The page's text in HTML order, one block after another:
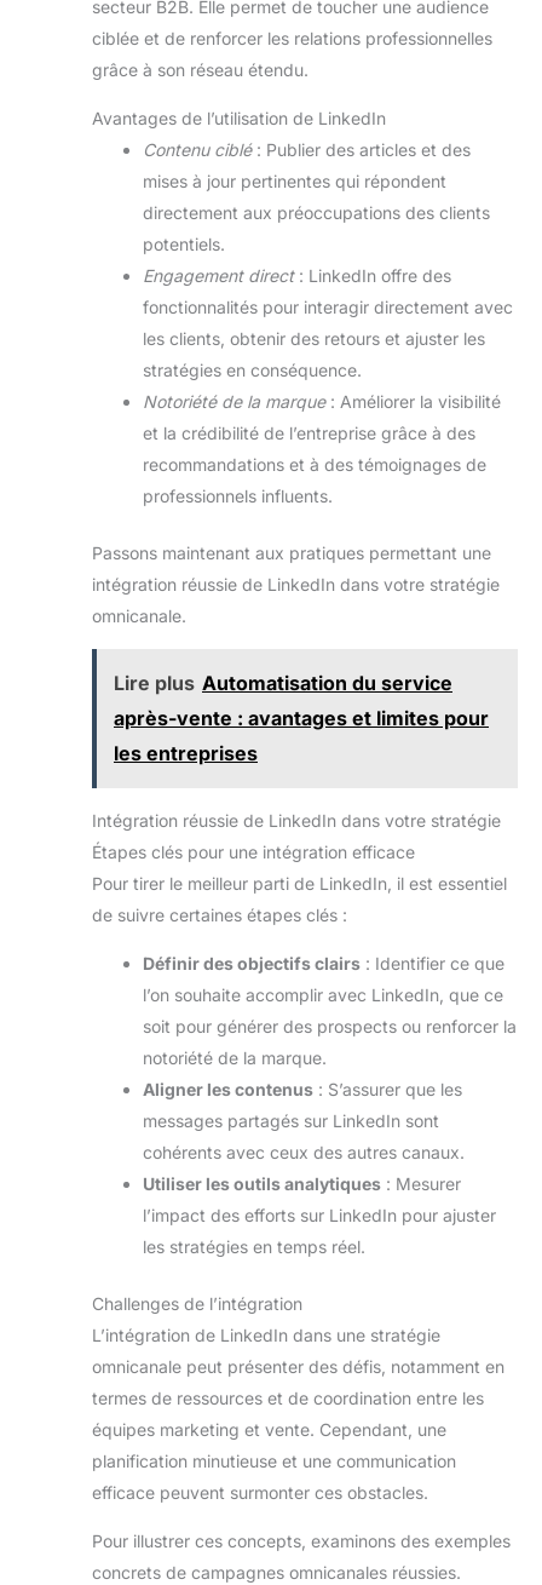
secteur B2B. Elle permet de toucher une audience
ciblée et de renforcer les relations professionnelles
grâce à son réseau étendu.
Avantages de l’utilisation de LinkedIn
Contenu ciblé: Publier des articles et des
mises à jour pertinentes qui répondent
directement aux préoccupations des clients
potentiels.
Engagement direct: LinkedIn offre des
fonctionnalités pour interagir directement avec
les clients, obtenir des retours et ajuster les
stratégies en conséquence.
Notoriété de la marque: Améliorer la visibilité
et la crédibilité de l’entreprise grâce à des
recommandations et à des témoignages de
professionnels influents.
Passons maintenant aux pratiques permettant une
intégration réussie de LinkedIn dans votre stratégie
omnicanale.
Lire plus Automatisation du service
après-vente : avantages et limites pour
les entreprises
Intégration réussie de LinkedIn dans votre stratégie
Étapes clés pour une intégration efficace
Pour tirer le meilleur parti de LinkedIn, il est essentiel
de suivre certaines étapes clés :
Définir des objectifs clairs : Identifier ce que
l’on souhaite accomplir avec LinkedIn, que ce
soit pour générer des prospects ou renforcer la
notoriété de la marque.
Aligner les contenus : S’assurer que les
messages partagés sur LinkedIn sont
cohérents avec ceux des autres canaux.
Utiliser les outils analytiques : Mesurer
l’impact des efforts sur LinkedIn pour ajuster
les stratégies en temps réel.
Challenges de l’intégration
L’intégration de LinkedIn dans une stratégie
omnicanale peut présenter des défis, notamment en
termes de ressources et de coordination entre les
équipes marketing et vente. Cependant, une
planification minutieuse et une communication
efficace peuvent surmonter ces obstacles.
Pour illustrer ces concepts, examinons des exemples
concrets de campagnes omnicanales réussies.